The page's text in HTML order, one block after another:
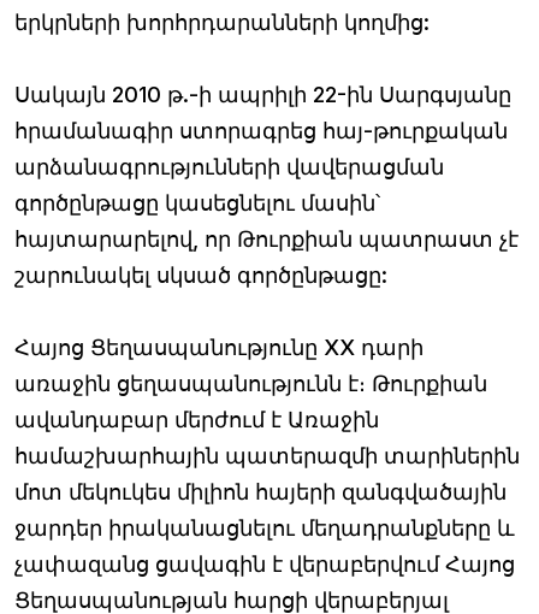
երկրների խորհրդարանների կողմից:
Սակայն 2010 թ.-ի ապրիլի 22-ին Սարգսյանը
հրամանագիր ստորագրեց հայ-թուրքական
արձանագրությունների վավերացման
գործընթացը կասեցնելու մասին՝
հայտարարելով, որ Թուրքիան պատրաստ չէ
շարունակել սկսած գործընթացը:
Հայոց Ցեղասպանությունը ХХ դարի
առաջին ցեղասպանությունն է։ Թուրքիան
ավանդաբար մերժում է Առաջին
համաշխարհային պատերազմի տարիներին
մոտ մեկուկես միլիոն հայերի զանգվածային
ջարդեր իրականացնելու մեղադրանքները և
չափազանց ցավագին է վերաբերվում Հայոց
Ցեղասպանության հարցի վերաբերյալ